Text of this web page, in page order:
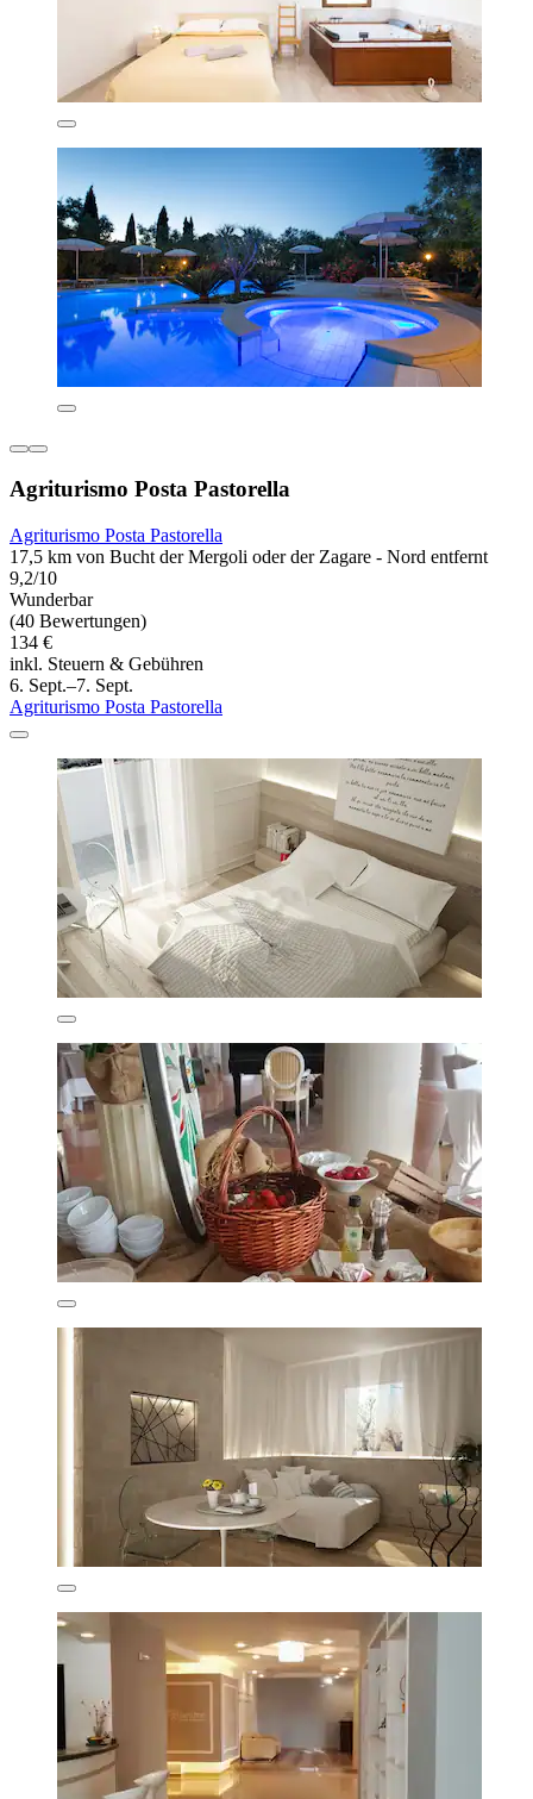
Agriturismo Posta Pastorella
Agriturismo Posta Pastorella
17,5 km von Bucht der Mergoli oder der Zagare - Nord entfernt
9,2/10
Wunderbar
(40 Bewertungen)
134 €
inkl. Steuern & Gebühren
6. Sept.–7. Sept.
Agriturismo Posta Pastorella